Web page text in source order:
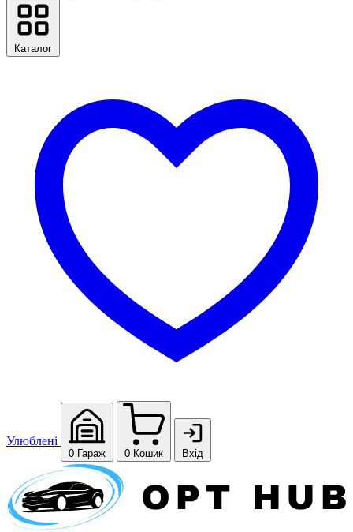
Каталог
Улюблені
0 Гараж 0 Кошик Вхід